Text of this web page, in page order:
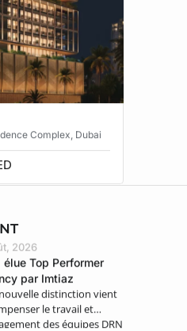
Complex , Dubai
2026
élue Top Performer
par Imtiaz
distinction vient
le travail et
des équipes DRN